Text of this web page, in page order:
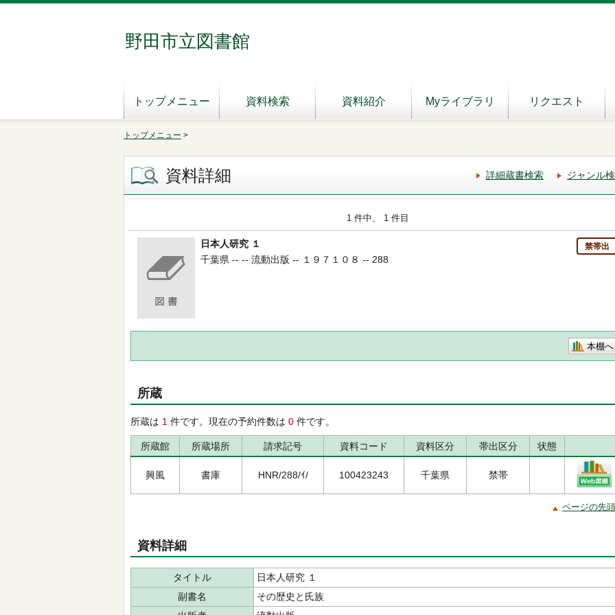
野田市立図書館
トップメニュー 資料検索 資料紹介 Myライブラリ リクエスト
トップメニュー >
資料詳細 詳細蔵書検索 ジャンル
1 件中、 1 件目
日本人研究 １ 禁帯出
千葉県 -- -- 流動出版 -- １９７１０８ -- 288
本棚へ
所蔵
所蔵は 1 件です。現在の予約件数は 0 件です。
所蔵館 所蔵場所 請求記号 資料コード 資料区分 帯出区分 状態
興風 書庫 HNR/288/ｲ/ 100423243 千葉県 禁帯
ページの先
資料詳細
タイトル
日本人研究 １
副書名
その歴史と氏族